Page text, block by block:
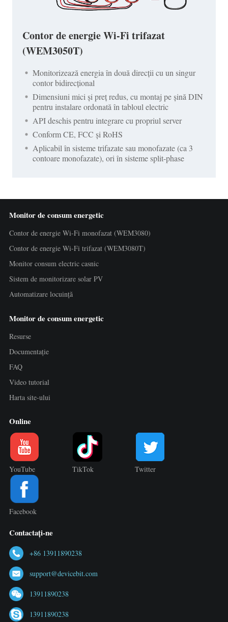
Contor de energie Wi-Fi trifazat
(WEM3050T)
Monitorizează energia în două direcții cu un singur
contor bidirecțional
Dimensiuni mici și preț redus, cu montaj pe șină DIN
pentru instalare ordonată în tabloul electric
API deschis pentru integrare cu propriul server
Conform CE, FCC și RoHS
Aplicabil în sisteme trifazate sau monofazate (ca 3
contoare monofazate), ori în sisteme split-phase
Monitor de consum energetic
Contor de energie Wi-Fi monofazat (WEM3080)
Contor de energie Wi-Fi trifazat (WEM3080T)
Monitor consum electric casnic
Sistem de monitorizare solar PV
Automatizare locuință
Monitor de consum energetic
Resurse
Documentație
FAQ
Video tutorial
Harta site-ului
Online
YouTube TikTok Twitter
Facebook
Contactați-ne
+86 13911890238
support@devicebit.com
13911890238
13911890238